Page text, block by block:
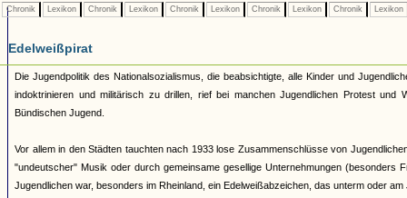
Chronik Lexikon Chronik Lexikon Chronik Lexikon Chronik Lexikon Chronik Lexikon
Edelweißpirat
Die Jugendpolitik des Nationalsozialismus, die beabsichtigte, alle Kinder und
indoktrinieren und militärisch zu drillen, rief bei manchen Jugendlichen Protest
Bündischen Jugend.
Vor allem in den Städten tauchten nach 1933 lose Zusammenschlüsse von
"undeutscher" Musik oder durch gemeinsame gesellige Unternehmungen
Jugendlichen war, besonders im Rheinland, ein Edelweißabzeichen, das unterm oder